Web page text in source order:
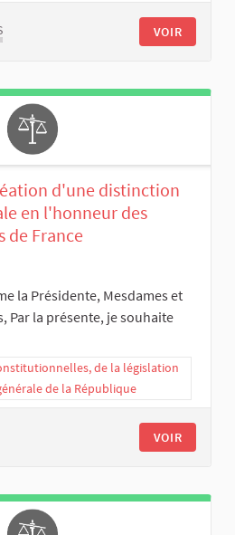
VOIR
d'une distinction
en l'honneur des
de France
la Présidente, Mesdames et
Par la présente, je souhaite
de la législation
de la République
VOIR